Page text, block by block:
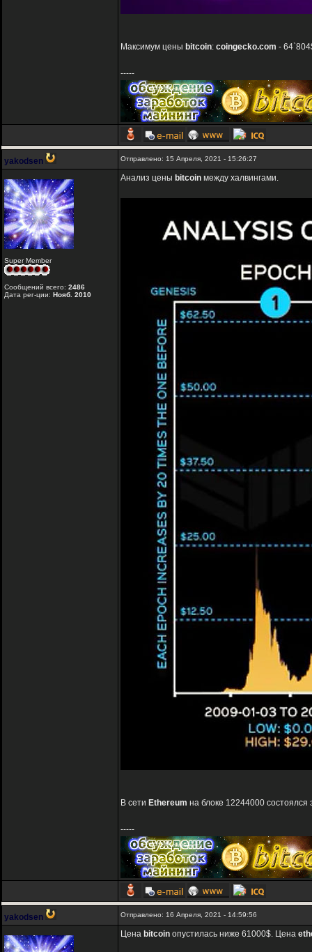
Максимум цены bitcoin: coingecko.com -
-----
yakodsen Отправлено: 15 Апреля, 2021 - 15:26:27
Super Member
Сообщений всего: 2486
Дата рег-ции: Нояб. 2010
Анализ цены bitcoin между халвингами.
В сети Ethereum на блоке 12244000
-----
yakodsen Отправлено: 16 Апреля, 2021 - 14:59:56
Цена bitcoin опустилась ниже 61000$. Цена